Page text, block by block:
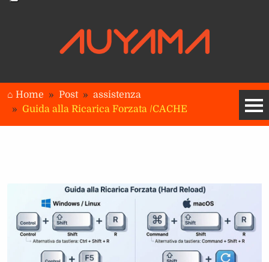
⌂ Home Post
assistenza
Guida alla Ricarica Forzata /CACHE